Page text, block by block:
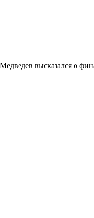
Медведев высказался о